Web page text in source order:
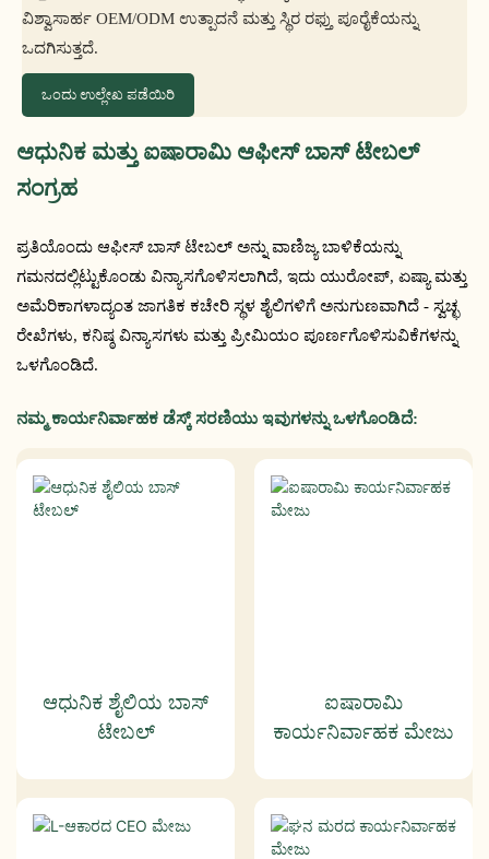
ವಿಶ್ವಾಸಾರ್ಹ OEM/ODM ಉತ್ಪಾದನೆ ಮತ್ತು ಸ್ಥಿರ ರಫ್ತು ಪೂರೈಕೆಯನ್ನು
ಒದಗಿಸುತ್ತದೆ.
ಒಂದು ಉಲ್ಲೇಖ ಪಡೆಯಿರಿ
ಆಧುನಿಕ ಮತ್ತು ಐಷಾರಾಮಿ ಆಫೀಸ್ ಬಾಸ್ ಟೇಬಲ್
ಸಂಗ್ರಹ
ಪ್ರತಿಯೊಂದು ಆಫೀಸ್ ಬಾಸ್ ಟೇಬಲ್ ಅನ್ನು ವಾಣಿಜ್ಯ ಬಾಳಿಕೆಯನ್ನು
ಗಮನದಲ್ಲಿಟ್ಟುಕೊಂಡು ವಿನ್ಯಾಸಗೊಳಿಸಲಾಗಿದೆ, ಇದು ಯುರೋಪ್, ಏಷ್ಯಾ ಮತ್ತು
ಅಮೆರಿಕಾಗಳಾದ್ಯಂತ ಜಾಗತಿಕ ಕಚೇರಿ ಸ್ಥಳ ಶೈಲಿಗಳಿಗೆ ಅನುಗುಣವಾಗಿದೆ - ಸ್ವಚ್ಛ
ರೇಖೆಗಳು, ಕನಿಷ್ಠ ವಿನ್ಯಾಸಗಳು ಮತ್ತು ಪ್ರೀಮಿಯಂ ಪೂರ್ಣಗೊಳಿಸುವಿಕೆಗಳನ್ನು
ಒಳಗೊಂಡಿದೆ.
ನಮ್ಮ ಕಾರ್ಯನಿರ್ವಾಹಕ ಡೆಸ್ಕ್ ಸರಣಿಯು ಇವುಗಳನ್ನು ಒಳಗೊಂಡಿದೆ:
ಆಧುನಿಕ ಶೈಲಿಯ ಬಾಸ್
ಟೇಬಲ್
ಐಷಾರಾಮಿ
ಕಾರ್ಯನಿರ್ವಾಹಕ ಮೇಜು